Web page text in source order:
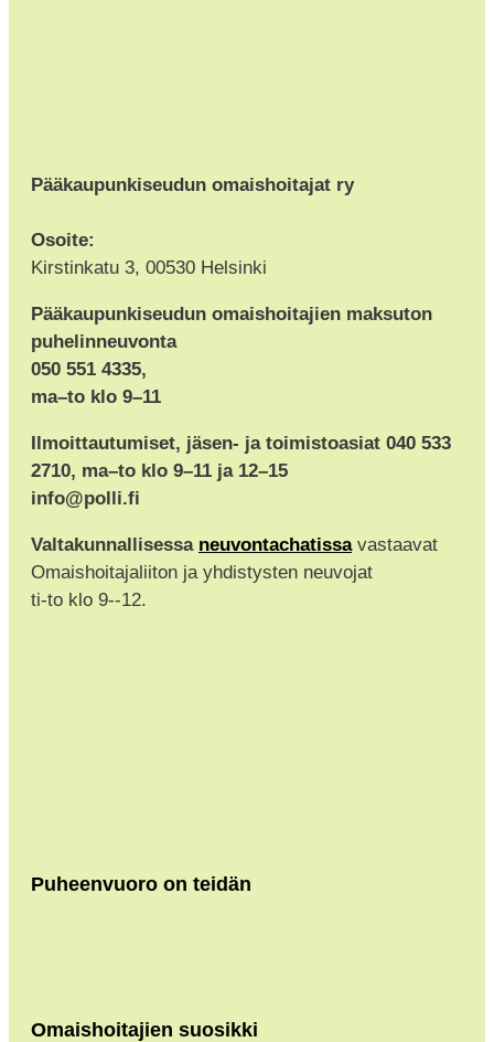
Pääkaupunkiseudun omaishoitajat ry
Osoite:
Kirstinkatu 3, 00530 Helsinki
Pääkaupunkiseudun omaishoitajien maksuton
puhelinneuvonta
050 551 4335,
ma–to klo 9–11
Ilmoittautumiset, jäsen- ja toimistoasiat 040 533
2710, ma–to klo 9–11 ja 12–15
info@polli.fi
Valtakunnallisessa neuvontachatissavastaavat
Omaishoitajaliiton ja yhdistysten neuvojat
ti-to klo 9--12.
Puheenvuoro on teidän
Omaishoitajien suosikki